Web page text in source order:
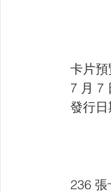
卡片
7 月 7
發行日
236